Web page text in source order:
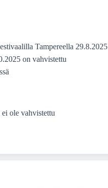
Tampereella 29.8.2025
on vahvistettu
ole vahvistettu